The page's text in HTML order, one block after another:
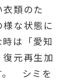
類のた
な状態に
は「愛知
元再生加
。 シミを